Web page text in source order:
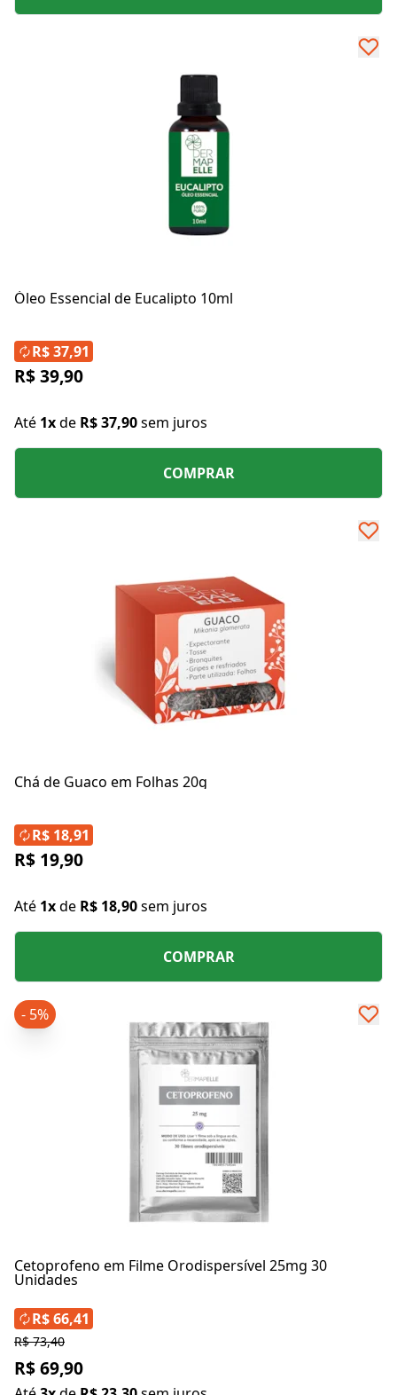
Óleo Essencial de Eucalipto 10ml
R$ 39,90
Até 1xde R$ 37,90sem juros
R$ 37,91
COMPRAR
Chá de Guaco em Folhas 20g
R$ 19,90
Até 1xde R$ 18,90sem juros
R$ 18,91
COMPRAR
Cetoprofeno em Filme Orodispersível 25mg 30
Unidades
- 5%
R$ 73,40
R$ 69,90
R$ 66,41